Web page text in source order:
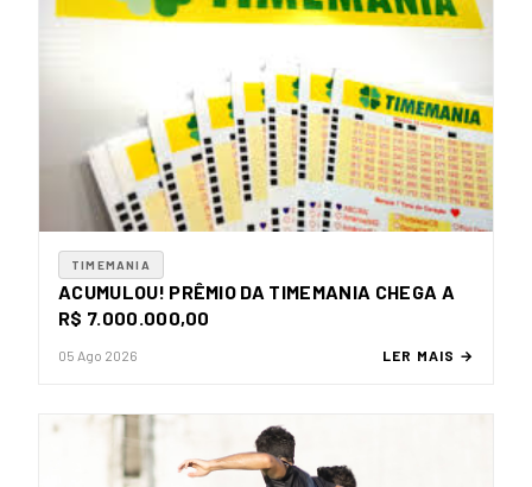
TIMEMANIA
ACUMULOU! PRÊMIO DA TIMEMANIA CHEGA A
R$ 7.000.000,00
05 Ago 2026 LER MAIS →